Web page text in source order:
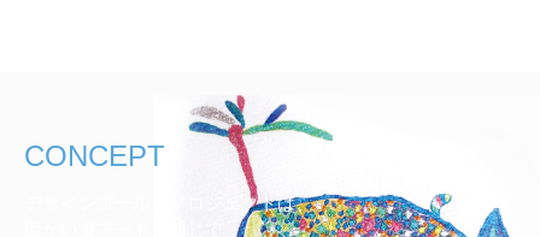
CONCEPT
デザインゴールズプロジェクトは、